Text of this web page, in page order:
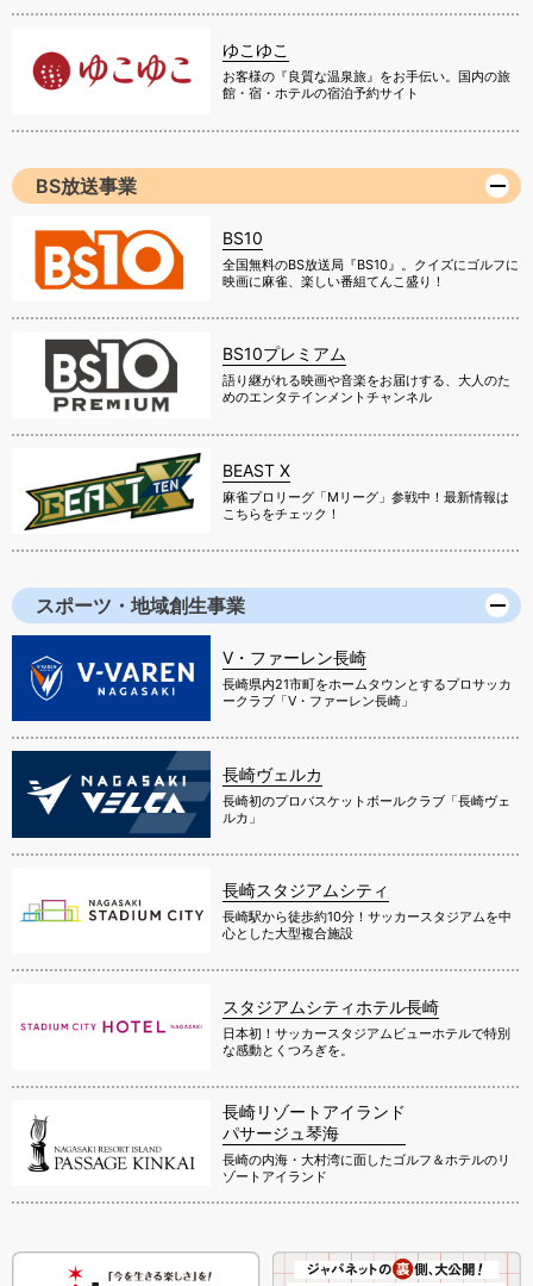
ゆこゆこ
お客様の『良質な温泉旅』をお手伝い。国内の旅
館・宿・ホテルの宿泊予約サイト
BS放送事業
BS10
全国無料のBS放送局『BS10』。クイズにゴルフに
映画に麻雀、楽しい番組てんこ盛り！
BS10プレミアム
語り継がれる映画や音楽をお届けする、大人のた
めのエンタテインメントチャンネル
BEAST X
麻雀プロリーグ「Mリーグ」参戦中！最新情報は
こちらをチェック！
スポーツ・地域創生事業
V・ファーレン長崎
長崎県内21市町をホームタウンとするプロサッカ
ークラブ「V・ファーレン長崎」
長崎ヴェルカ
長崎初のプロバスケットボールクラブ「長崎ヴェ
ルカ」
長崎スタジアムシティ
長崎駅から徒歩約10分！サッカースタジアムを中
心とした大型複合施設
スタジアムシティホテル長崎
日本初！サッカースタジアムビューホテルで特別
な感動とくつろぎを。
長崎リゾートアイランド
パサージュ琴海
長崎の内海・大村湾に面したゴルフ＆ホテルのリ
ゾートアイランド